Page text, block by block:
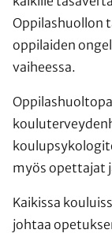
Oppilashuollon
oppilaiden
vaiheessa.
myös opettajat
Kaikissa
johtaa